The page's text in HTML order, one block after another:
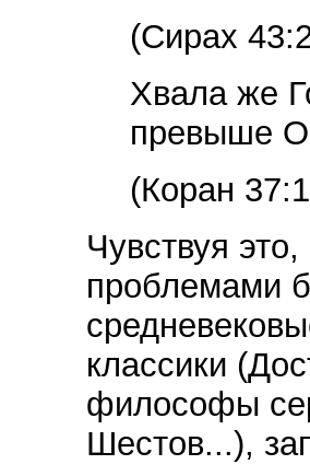
(Сирах
Хвала же
превыше
(Коран
Чувствуя
проблемами
классики
философы
Шестов...),